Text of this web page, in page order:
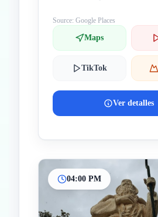
Source: Google Places
Maps
TikTok
Ver detalles
04:00 PM